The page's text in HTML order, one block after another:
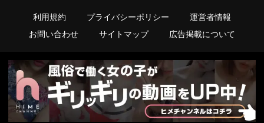
利用規約 プライバシーポリシー
運営者情報
お問い合わせ
サイトマップ 広告掲載について